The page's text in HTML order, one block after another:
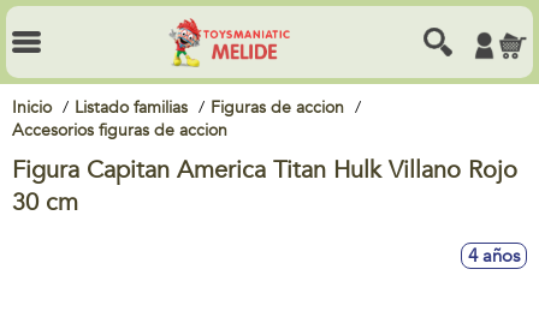
Inicio Listado familias
Figuras de accion
Accesorios figuras de accion
Figura Capitan America Titan Hulk Villano Rojo
30 cm
4 años